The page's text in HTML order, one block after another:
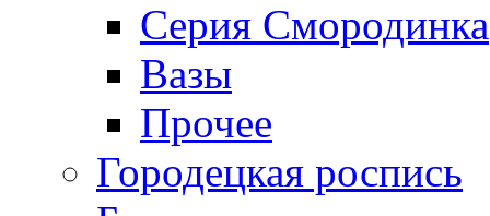
Серия Смородинка
Вазы
Прочее
Городецкая роспись